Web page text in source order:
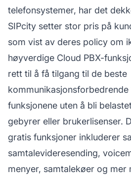
telefonsystemer, har det
SIPcity setter stor pris på
som vist av deres policy om
høyverdige Cloud PBX-
rett til å få tilgang til de beste
funksjonene uten å bli
gebyrer eller brukerlisenser.
gratis funksjoner inkluderer
samtalevideresending,
menyer, samtalekøer og mer